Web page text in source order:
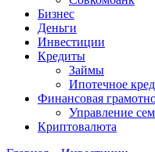
Бизнес
Деньги
Инвестиции
Кредиты
Займы
Ипотечное
Финансовая
Управление
Криптовалюта